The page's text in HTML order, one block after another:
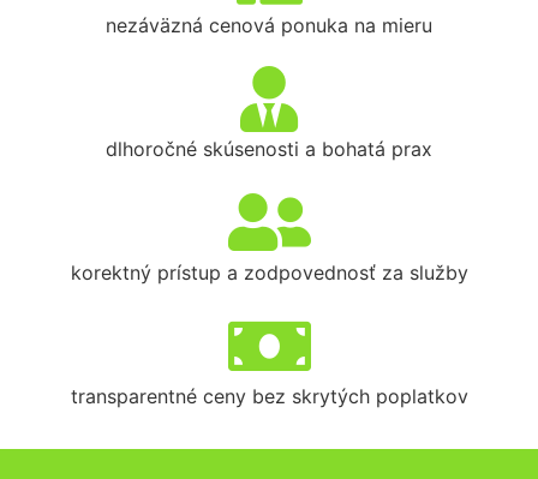
nezáväzná cenová ponuka na mieru
dlhoročné skúsenosti a bohatá prax
korektný prístup a zodpovednosť za služby
transparentné ceny bez skrytých poplatkov